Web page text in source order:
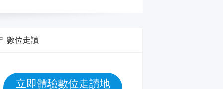
數位走讀
立即體驗數位走讀地